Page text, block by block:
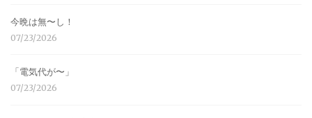
今晩は無〜し！
07/23/2026
「電気代が〜」
07/23/2026